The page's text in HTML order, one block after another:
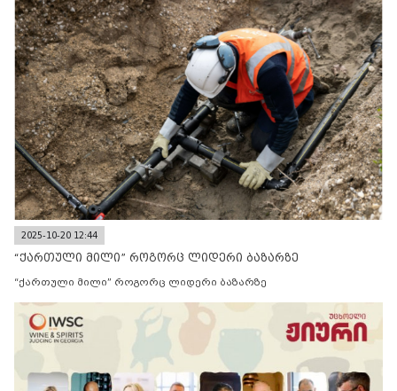
2025-10-20 12:44
“ქართული მილი” როგორც ლიდერი ბაზარზე
“ქართული მილი” როგორც ლიდერი ბაზარზე